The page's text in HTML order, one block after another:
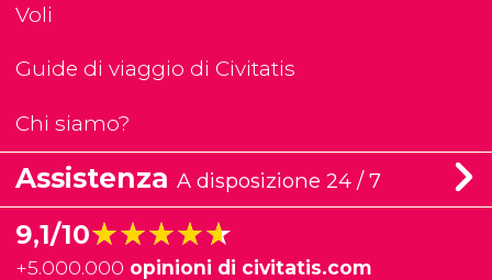
Voli
Guide di viaggio di Civitatis
Chi siamo?
Assistenza A disposizione 24 / 7
9,1/10★★★★★
★★★★★
+5.000.000 opinioni di civitatis.com